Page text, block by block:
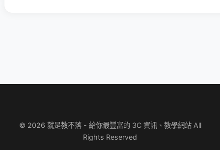
© 2026 就是教不落 - 給你最豐富的 3C 資訊、教學網站 All
Rights Reserved